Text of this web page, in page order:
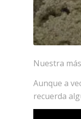
Nuestra
Aunque a
recuerda